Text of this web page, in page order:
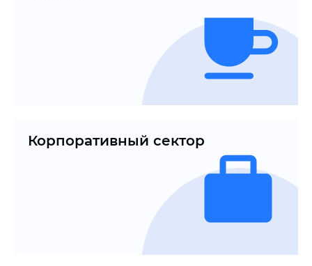
Корпоративный сектор